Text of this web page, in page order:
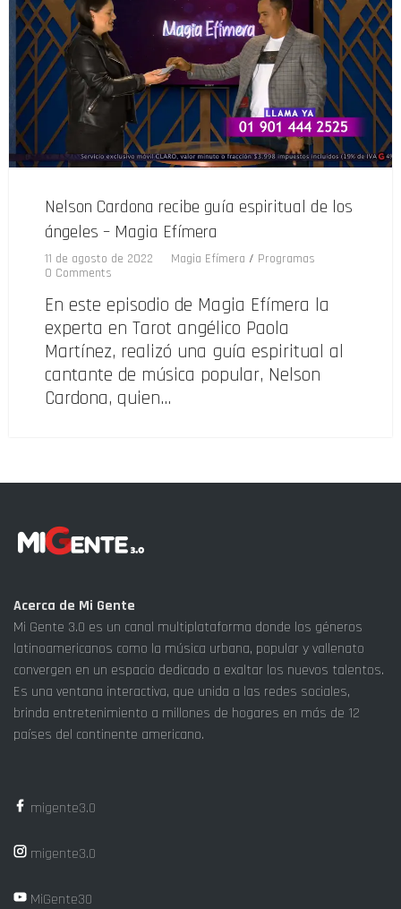
Nelson Cardona recibe guía espiritual de los
ángeles – Magia Efímera
11 de agosto de 2022 Magia Efímera / Programas
0 Comments
En este episodio de Magia Efímera la
experta en Tarot angélico Paola
Martínez, realizó una guía espiritual al
cantante de música popular, Nelson
Cardona, quien…
Acerca de Mi Gente
Mi Gente 3.0 es un canal multiplataforma donde los géneros
latinoamericanos como la música urbana, popular y vallenato
convergen en un espacio dedicado a exaltar los nuevos talentos.
Es una ventana interactiva, que unida a las redes sociales,
brinda entretenimiento a millones de hogares en más de 12
países del continente americano.
migente3.0
migente3.0
MiGente30